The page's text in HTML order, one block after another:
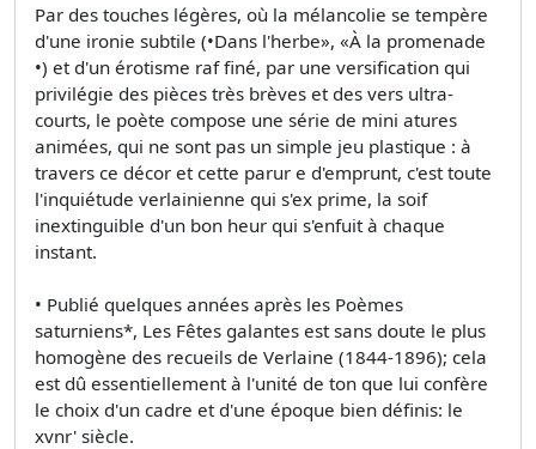
Par des touches légères, où la mélancolie se tempère
d'une ironie subtile (•Dans l'herbe», «À la promenade
•) et d'un érotisme raf­ finé, par une versification qui
privilégie des pièces très brèves et des vers ultra­
courts, le poète compose une série de mini atures
animées, qui ne sont pas un simple jeu plastique : à
travers ce décor et cette parur e d'emprunt, c'est toute
l'inquiétude verlainienne qui s'ex­ prime, la soif
inextinguible d'un bon­ heur qui s'enfuit à chaque
instant.
• Publié quelques années après les Poèmes
saturniens*, Les Fêtes galantes est sans doute le plus
homogène des recueils de Verlaine (1844-1896); cela
est dû essentiellement à l'unité de ton que lui confère
le choix d'un cadre et d'une époque bien définis: le
xvnr' siècle.